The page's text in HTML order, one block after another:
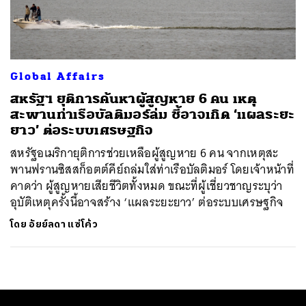
Global Affairs
สหรัฐฯ ยุติการค้นหาผู้สูญหาย 6 คน เหตุ
สะพานท่าเรือบัลติมอร์ล่ม ชี้อาจเกิด ‘แผลระยะ
ยาว’ ต่อระบบเศรษฐกิจ
สหรัฐอเมริกายุติการช่วยเหลือผู้สูญหาย 6 คน จากเหตุสะ
พานฟรานซิสสก็อตต์คีย์ถล่มใส่ท่าเรือบัลติมอร์ โดยเจ้าหน้าที่
คาดว่า ผู้สูญหายเสียชีวิตทั้งหมด ขณะที่ผู้เชี่ยวชาญระบุว่า
อุบัติเหตุครั้งนี้อาจสร้าง ‘แผลระยะยาว’ ต่อระบบเศรษฐกิจ
โดย อัยย์ลดา แซ่โค้ว
SHARE TWEET LINE EMAIL